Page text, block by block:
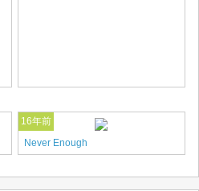
16年前
Never Enough